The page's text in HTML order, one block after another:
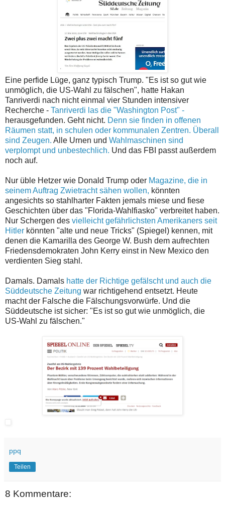
Eine perfide Lüge, ganz typisch Trump. "Es ist so gut wie
unmöglich, die US-Wahl zu fälschen", hatte Hakan
Tanriverdi nach nicht einmal vier Stunden intensiver
Recherche - Tanriverdi las die "Washington Post" -
herausgefunden. Geht nicht. Denn sie finden in offenen
Räumen statt, in schulen oder kommunalen Zentren. Überall
sind Zeugen. Alle Urnen und Wahlmaschinen sind
verplompt und unbestechlich. Und das FBI passt außerdem
noch auf.
Nur üble Hetzer wie Donald Trump oder Magazine, die in
seinem Auftrag Zwietracht sähen wollen, könnten
angesichts so stahlharter Fakten jemals miese und fiese
Geschichten über das "Florida-Wahlfiasko" verbreitet haben.
Nur Schergen des vielleicht gefährlichsten Amerikaners seit
Hitler könnten "alte und neue Tricks" (Spiegel) kennen, mit
denen die Kamarilla des George W. Bush dem aufrechten
Friedensdemokraten John Kerry einst in New Mexico den
verdienten Sieg stahl.
Damals. Damals hatte der Richtige gefälscht und auch die
Süddeutsche Zeitung war richtigehend entsetzt. Heute
macht der Falsche die Fälschungsvorwürfe. Und die
Süddeutsche ist sicher: "Es ist so gut wie unmöglich, die
US-Wahl zu fälschen."
ppq
Teilen
8 Kommentare: